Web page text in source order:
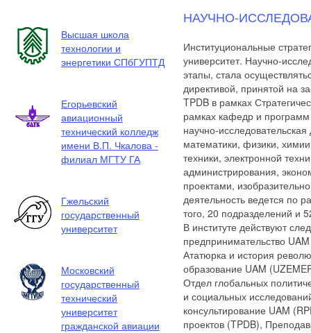
Высшая школа
технологии и
энергетики СПбГУПТД
Егорьевский
авиационный
технический колледж
имени В.П. Чкалова -
филиал МГТУ ГА
Гжельский
государственный
университет
Московский
государственный
технический
университет
гражданской авиации
НАУЧНО-
Институциональные
университет. Научно-
этапы, стала
директивой, принятой на
TPDB в рамках
рамках кафедр и
научно-
математики, физики,
техники, электронной
администрирования,
проектами,
деятельность ведется по
того, 20 подразделений и
В институте действуют
предпринимательство
Ататюрка и история
образование UAM
Отдел глобальных
и социальных
консультирование UAM
проектов (TPDB),